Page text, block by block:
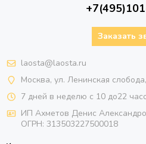
Заказать
laosta@laosta.ru
Москва, ул. Ленинская
7 дней в неделю с 10 до22
ИП Ахметов Денис
ОГРН: 313503227500018